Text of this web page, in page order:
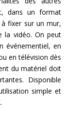
dans un format
fixer sur un mur,
la vidéo. On peut
événementiel, en
en télévision dès
du matériel doit
Disponible
simple et